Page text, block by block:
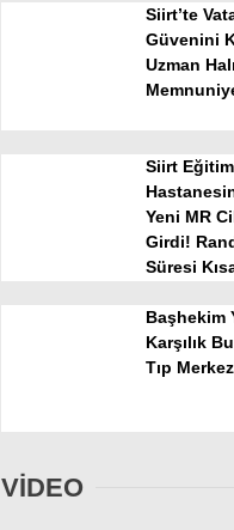
Siirt’te
Güvenini
Uzman
Siirt
Yeni MR
Girdi!
Süresi
Başhekim
Karşılık
Tıp
VİDEO